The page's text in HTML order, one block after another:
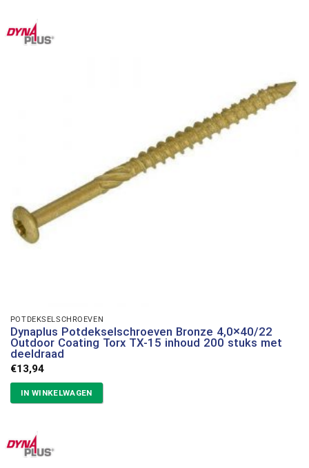
POTDEKSELSCHROEVEN
Dynaplus Potdekselschroeven Bronze 4,0×40/22
Outdoor Coating Torx TX-15 inhoud 200 stuks met
deeldraad
€13,94
IN WINKELWAGEN